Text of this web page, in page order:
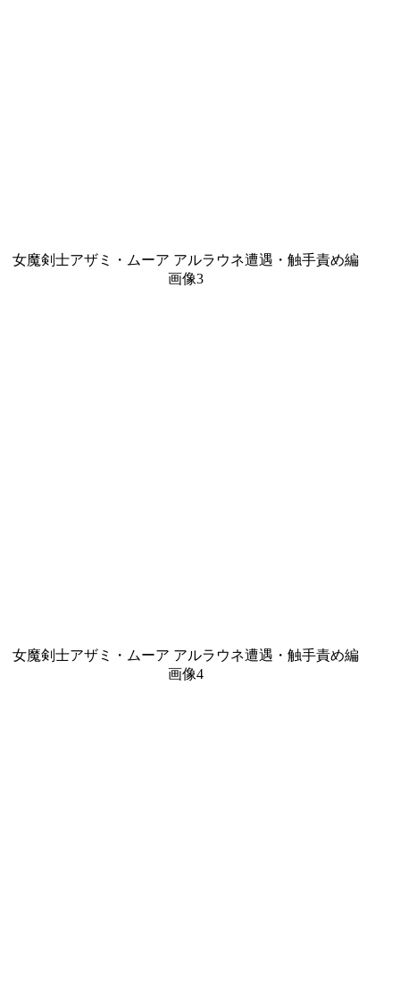
女魔剣士アザミ・ムーア アルラウネ遭遇・触手責め編
画像3
女魔剣士アザミ・ムーア アルラウネ遭遇・触手責め編
画像4